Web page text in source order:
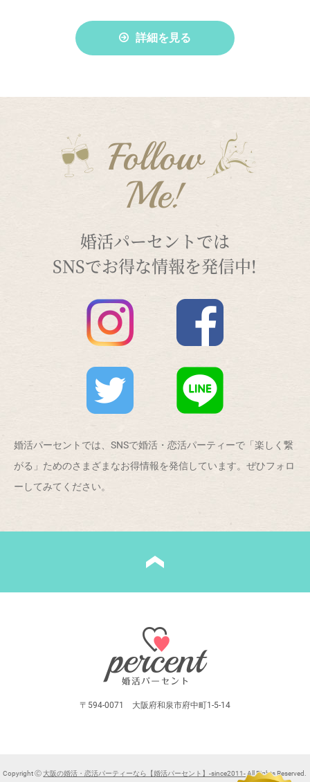
詳細を見る
Follow
Me!
婚活パーセントでは
SNSでお得な情報を発信中!
婚活パーセントでは、SNSで婚活・恋活パーティーで「楽しく繋
がる」ためのさまざまなお得情報を発信しています。ぜひフォロ
ーしてみてください。
〒594-0071 大阪府和泉市府中町1-5-14
Copyright Ⓒ 大阪の婚活・恋活パーティーなら【婚活パーセント】-since2011-All Rights Reserved.